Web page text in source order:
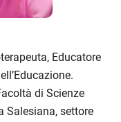
Educatore
di Scienze
Salesiana, settore